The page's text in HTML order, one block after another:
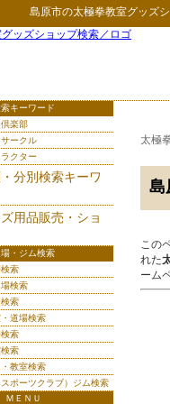
島原市の太極拳教室グッズ
太極
島
この
れた
ーム
キーワード
楽部
ークル
クター
分別検索キーワ
用品販売・ショ
・ジム検索
索
検索
索
道場検索
索
索
教室検索
ポーツクラブ）ジム検索
ＭＥＮＵ